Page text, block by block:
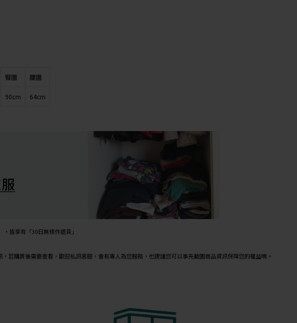
臀圍 腰圍
90cm 64cm
皆享有「30日無條件退貨」
若購買後需要查看，歡迎私訊客服，會有專人為您服務，也建議您可以事先截圖商品資訊保障您的權益唷。